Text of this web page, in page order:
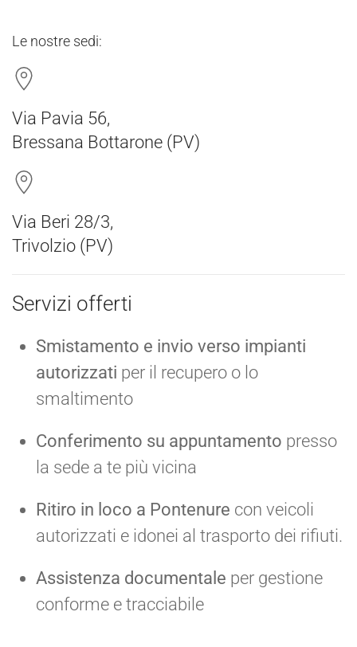
Le nostre sedi:
Via Pavia 56,
Bressana Bottarone (PV)
Via Beri 28/3,
Trivolzio (PV)
Servizi offerti
Smistamento e invio verso impianti
autorizzati per il recupero o lo
smaltimento
Conferimento su appuntamento presso
la sede a te più vicina
Ritiro in loco a Pontenure con veicoli
autorizzati e idonei al trasporto dei rifiuti.
Assistenza documentale per gestione
conforme e tracciabile